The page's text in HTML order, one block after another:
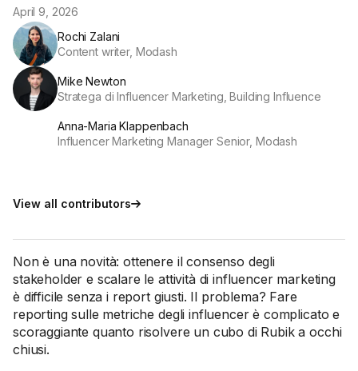
Rochi Zalani
Content writer, Modash
Mike Newton
Stratega di Influencer Marketing, Building Influence
Anna-Maria Klappenbach
Influencer Marketing Manager Senior, Modash
View all contributors
April 9, 2026
Non è una novità: ottenere il consenso degli
stakeholder e scalare le attività di influencer marketing
è difficile senza i report giusti. Il problema? Fare
reporting sulle metriche degli influencer è complicato e
scoraggiante quanto risolvere un cubo di Rubik a occhi
chiusi.